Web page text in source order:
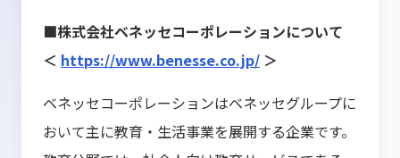
■株式会社ベネッセコーポレーションについて
＜ https://www.benesse.co.jp/ ＞
ベネッセコーポレーションはベネッセグループに
おいて主に教育・生活事業を展開する企業です。